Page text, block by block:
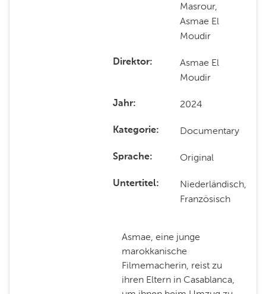
Masrour,
Asmae El
Moudir
Direktor
Asmae El
Moudir
Jahr 2024
Kategorie Documentary
Sprache Original
Untertitel
Niederländisch,
Französisch
Asmae, eine junge
marokkanische
Filmemacherin, reist zu
ihren Eltern in Casablanca,